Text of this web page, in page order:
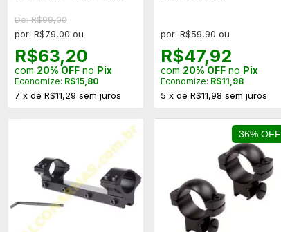
De: R$99,00
por: R$79,00 ou
R$63,20
com 20% OFF no Pix
Economize: R$15,80
7 x de R$11,29 sem juros
por: R$59,90 ou
R$47,92
com 20% OFF no Pix
Economize: R$11,98
5 xdeR$11,98 sem juros
36% OFF